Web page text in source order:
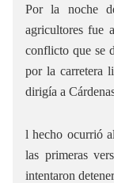
Por la noche
agricultores fue
conflicto que se
por la carretera
dirigía a
l hecho ocurrió
las primeras
intentaron